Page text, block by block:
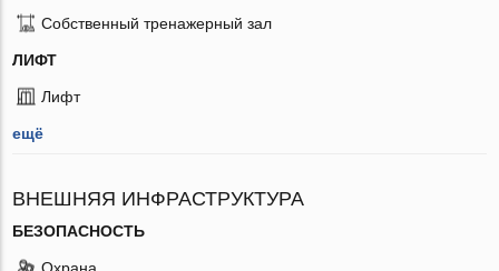
Собственный тренажерный зал
ЛИФТ
Лифт
ещё
ВНЕШНЯЯ ИНФРАСТРУКТУРА
БЕЗОПАСНОСТЬ
Охрана